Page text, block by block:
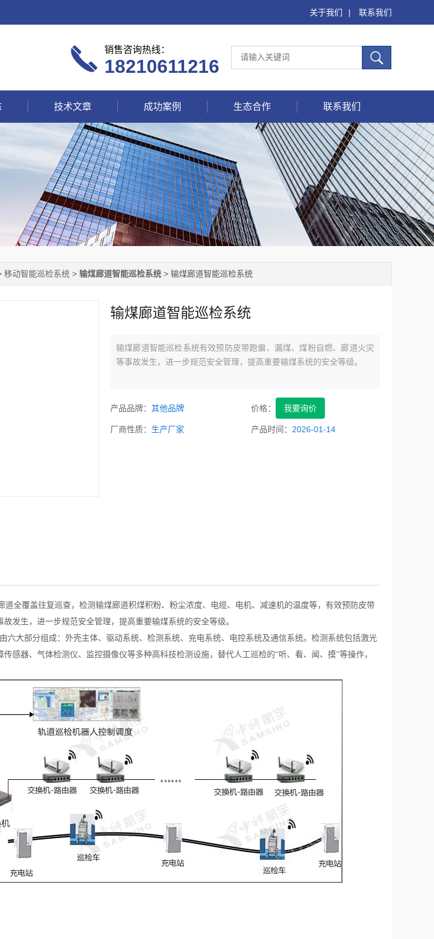
关于我们 | 联系我们
销售咨询热线：
18210611216
技术文章 成功案例 生态合作 联系我们
移动智能巡检系统 > 输煤廊道智能巡检系统 > 输煤廊道智能巡检系统
输煤廊道智能巡检系统
输煤廊道智能巡检系统有效预防皮带跑偏、漏煤、煤粉自燃、廊道火灾
等事故发生，进一步规范安全管理，提高重要输煤系统的安全等级。
产品品牌： 其他品牌 价格： 我要询价
厂商性质： 生产厂家 产品时间： 2026-01-14
道全覆盖往复巡查，检测输煤廊道积煤积粉、粉尘浓度、电缆、电机、减速机的温度等，有效预防皮带
发生，进一步规范安全管理，提高重要输煤系统的安全等级。
六大部分组成：外壳主体、驱动系统、检测系统、充电系统、电控系统及通信系统。检测系统包括激光
感器、气体检测仪、监控摄像仪等多种高科技检测设施，替代人工巡检的“听、看、闻、摸"等操作，